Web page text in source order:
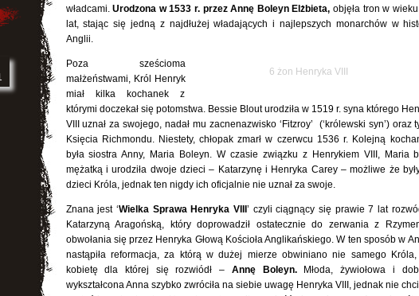
władcami.Urodzona w 1533 r. przez Annę Boleyn Elżbieta, objęła tron w
lat, stając się jedną z najdłużej władających i najlepszych monarchów w
Anglii.
6 żon Henryka VIII
Poza sześcioma
małżeństwami, Król Henryk
miał kilka kochanek z
którymi doczekał się potomstwa. Bessie Blout urodziła w 1519 r. syna którego
VIII uznał za swojego, nadał mu zacnenazwisko ‘Fitzroy’ (‘królewski syn’) oraz
Księcia Richmondu. Niestety, chłopak zmarł w czerwcu 1536 r. Kolejną
była siostra Anny, Maria Boleyn. W czasie związku z Henrykiem VIII, Maria
mężatką i urodziła dwoje dzieci – Katarzynę i Henryka Carey – możliwe że
dzieci Króla, jednak ten nigdy ich oficjalnie nie uznał za swoje.
Znana jest ‘Wielka Sprawa Henryka VIII ’ czyli ciągnący się prawie 7 lat
Katarzyną Aragońską, który doprowadził ostatecznie do zerwania z
obwołania się przez Henryka Głową Kościoła Anglikańskiego. W ten sposób w
nastąpiła reformacja, za którą w dużej mierze obwiniano nie samego
kobietę dla której się rozwiódł – Annę Boleyn.Młoda, żywiołowa i
wykształcona Anna szybko zwróciła na siebie uwagę Henryka VIII, jednak nie